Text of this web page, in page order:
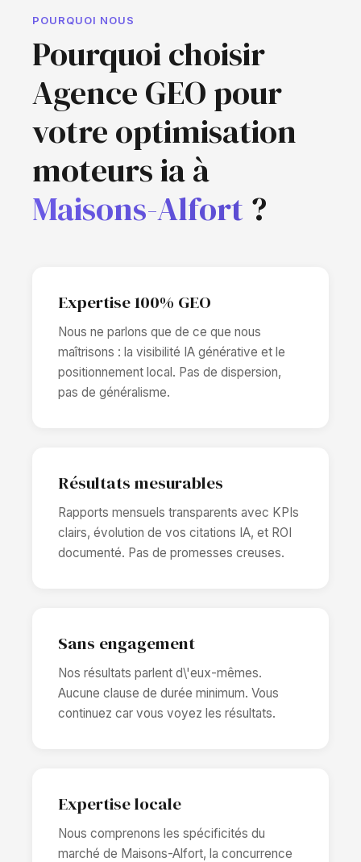
POURQUOI NOUS
Pourquoi choisir
Agence GEO pour
votre optimisation
moteurs ia à
Maisons-Alfort ?
Expertise 100% GEO
Nous ne parlons que de ce que nous
maîtrisons : la visibilité IA générative et le
positionnement local. Pas de dispersion,
pas de généralisme.
Résultats mesurables
Rapports mensuels transparents avec KPIs
clairs, évolution de vos citations IA, et ROI
documenté. Pas de promesses creuses.
Sans engagement
Nos résultats parlent d\'eux-mêmes.
Aucune clause de durée minimum. Vous
continuez car vous voyez les résultats.
Expertise locale
Nous comprenons les spécificités du
marché de Maisons-Alfort, la concurrence